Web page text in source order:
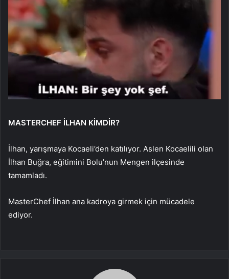
MASTERCHEF İLHAN KİMDİR?
İlhan, yarışmaya Kocaeli’den katılıyor. Aslen Kocaelili olan
İlhan Buğra, eğitimini Bolu’nun Mengen ilçesinde
tamamladı.
MasterChef İlhan ana kadroya girmek için mücadele
ediyor.